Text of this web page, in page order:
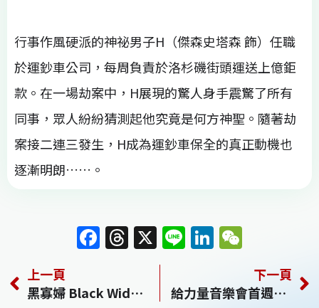
行事作風硬派的神祕男子H（傑森史塔森 飾）任職
於運鈔車公司，每周負責於洛杉磯街頭運送上億鉅
款。在一場劫案中，H展現的驚人身手震驚了所有
同事，眾人紛紛猜測起他究竟是何方神聖。隨著劫
案接二連三發生，H成為運鈔車保全的真正動機也
逐漸明朗……。
F
a
c
T
h
re
X Li
n
e
Li
n
k C
上一頁
黑寡婦 Black Widow
下一頁
給力量音樂會首週吸20萬人觀看 蔡總統感謝醫護